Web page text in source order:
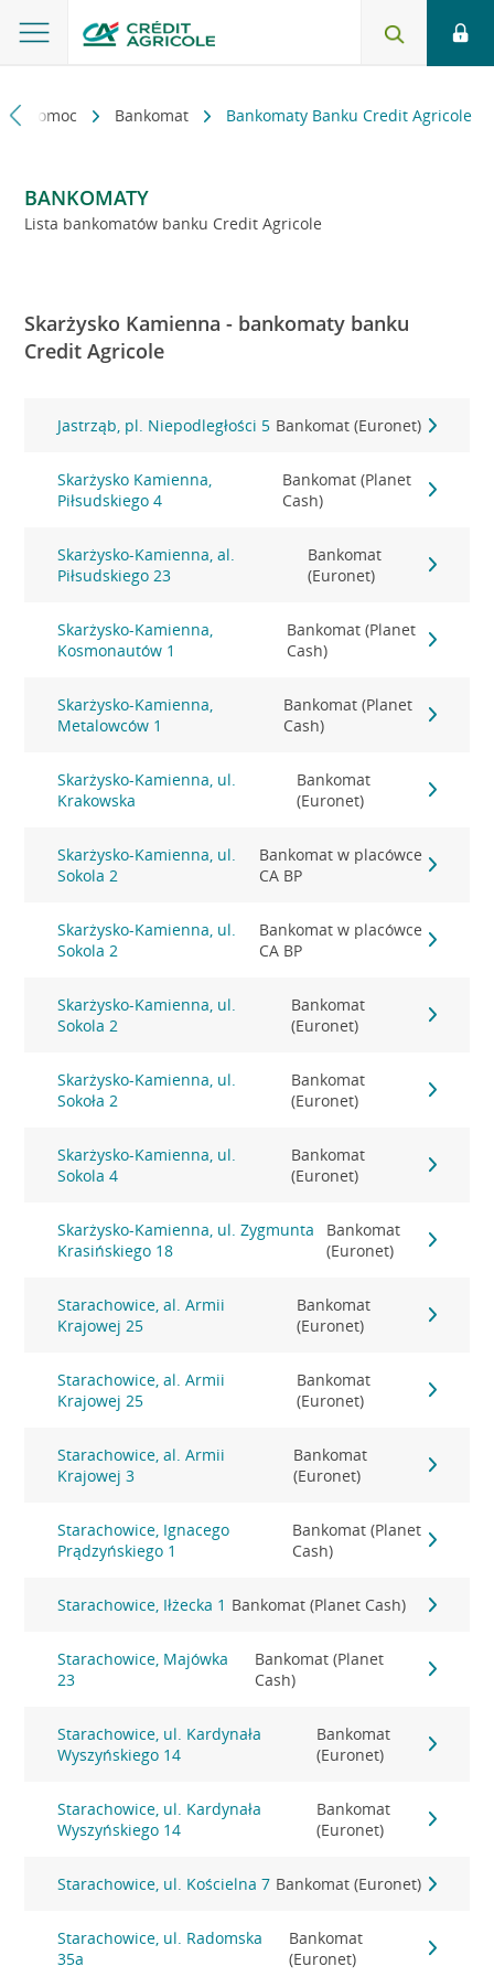
i pomoc Bankomat Bankomaty Banku Credit Agricole
BANKOMATY
Lista bankomatów banku Credit Agricole
Skarżysko Kamienna - bankomaty banku
Credit Agricole
Jastrząb, pl. Niepodległości 5 Bankomat (Euronet)
Skarżysko Kamienna,
Piłsudskiego 4
Bankomat (Planet
Cash)
Skarżysko-Kamienna, al.
Piłsudskiego 23
Bankomat
(Euronet)
Skarżysko-Kamienna,
Kosmonautów 1
Bankomat (Planet
Cash)
Skarżysko-Kamienna,
Metalowców 1
Bankomat (Planet
Cash)
Skarżysko-Kamienna, ul.
Krakowska
Bankomat
(Euronet)
Skarżysko-Kamienna, ul.
Sokola 2
Bankomat w placówce
CA BP
Skarżysko-Kamienna, ul.
Sokola 2
Bankomat w placówce
CA BP
Skarżysko-Kamienna, ul.
Sokola 2
Bankomat
(Euronet)
Skarżysko-Kamienna, ul.
Sokoła 2
Bankomat
(Euronet)
Skarżysko-Kamienna, ul.
Sokola 4
Bankomat
(Euronet)
Skarżysko-Kamienna, ul. Zygmunta
Krasińskiego 18
Bankomat
(Euronet)
Starachowice, al. Armii
Krajowej 25
Bankomat
(Euronet)
Starachowice, al. Armii
Krajowej 25
Bankomat
(Euronet)
Starachowice, al. Armii
Krajowej 3
Bankomat
(Euronet)
Starachowice, Ignacego
Prądzyńskiego 1
Bankomat (Planet
Cash)
Starachowice, Iłżecka 1 Bankomat (Planet Cash)
Starachowice, Majówka
23
Bankomat (Planet
Cash)
Starachowice, ul. Kardynała
Wyszyńskiego 14
Bankomat
(Euronet)
Starachowice, ul. Kardynała
Wyszyńskiego 14
Bankomat
(Euronet)
Starachowice, ul. Kościelna 7 Bankomat (Euronet)
Starachowice, ul. Radomska
35a
Bankomat
(Euronet)